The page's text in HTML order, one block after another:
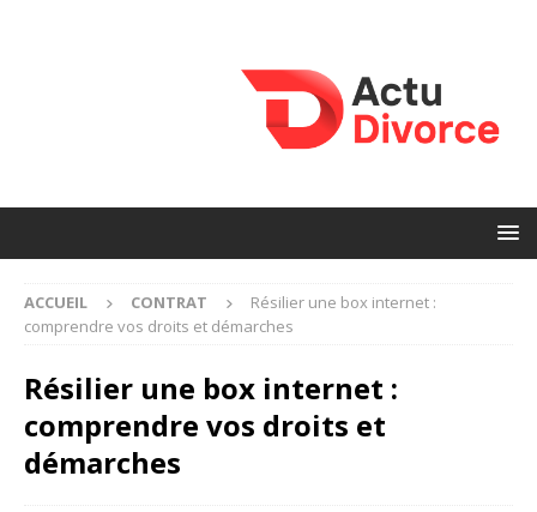
ACCUEIL CONTRAT
Résilier une box internet :
comprendre vos droits et démarches
Résilier une box internet :
comprendre vos droits et
démarches